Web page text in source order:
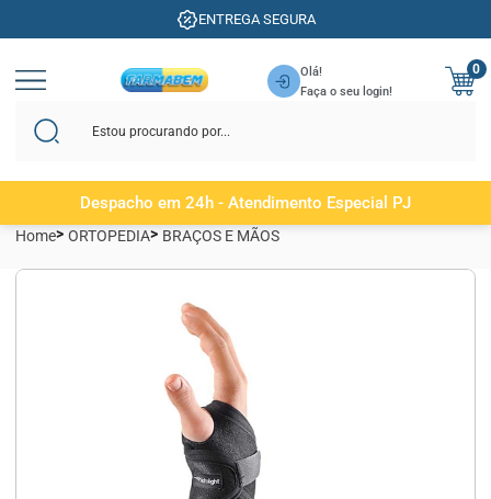
ENTREGA SEGURA
Olá!
Faça o seu login!
0
Despacho em 24h - Atendimento Especial PJ
Home ORTOPEDIA BRAÇOS E MÃOS